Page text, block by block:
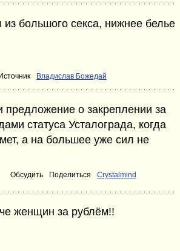
из большого секса, нижнее белье
Владислав Божедай
предложение о закреплении за
статуса Усталограда, когда
а на большее уже сил не
Обсудить Поделиться Crystalmind
женщин за рублём!!